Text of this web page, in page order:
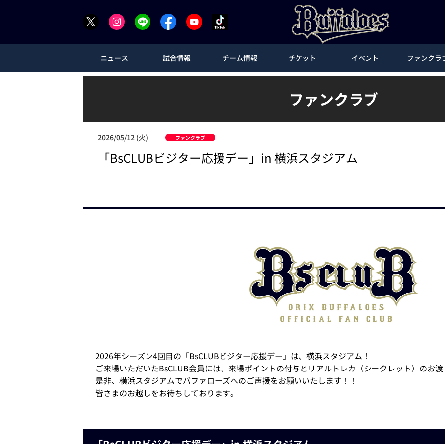
ニュース 試合情報 チーム情報 チケット イベント ファンクラ
ファンクラブ
2026/05/12 (火) ファンクラブ
「BsCLUBビジター応援デー」in 横浜スタジアム
2026年シーズン4回目の「BsCLUBビジター応援デー」は、横浜スタジアム！
ご来場いただいたBsCLUB会員には、来場ポイントの付与とリアルトレカ（シークレット）のお
是非、横浜スタジアムでバファローズへのご声援をお願いいたします！！
皆さまのお越しをお待ちしております。